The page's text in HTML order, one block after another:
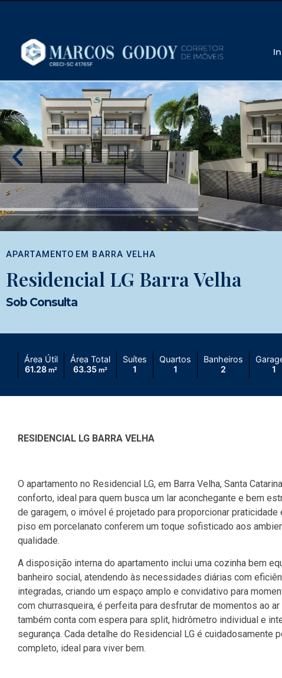
APARTAMENTO EM BARRA VELHA
Residencial LG Barra Velha
Sob Consulta
Área Útil
61.28 m²
Área Total
63.35 m²
Suítes
1
Quartos
1
Banheiros
2
1
RESIDENCIAL LG BARRA VELHA
O apartamento no Residencial LG, em Barra Velha, Santa
conforto, ideal para quem busca um lar aconchegante e bem
de garagem, o imóvel é projetado para proporcionar
piso em porcelanato conferem um toque sofisticado aos
qualidade.
A disposição interna do apartamento inclui uma cozinha bem
banheiro social, atendendo às necessidades diárias com
integradas, criando um espaço amplo e convidativo para
com churrasqueira, é perfeita para desfrutar de momentos ao
também conta com espera para split, hidrômetro individual e
segurança. Cada detalhe do Residencial LG é cuidadosamente
completo, ideal para viver bem.